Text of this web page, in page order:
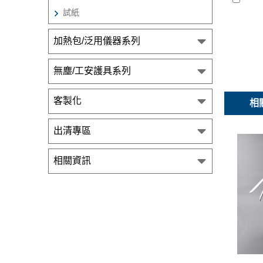
試紙
加熱包/泛用儀器系列
無塵/工安護具系列
客製化
出清專區
相關資訊
相